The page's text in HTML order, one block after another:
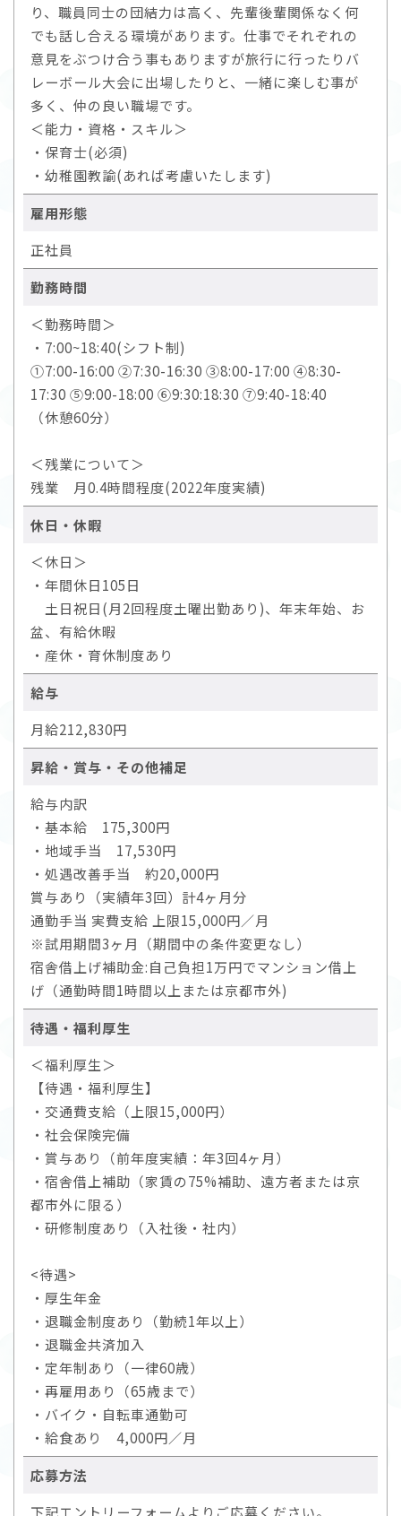
り、職員同士の団結力は高く、先輩後輩関係なく何
でも話し合える環境があります。仕事でそれぞれの
意見をぶつけ合う事もありますが旅行に行ったりバ
レーボール大会に出場したりと、一緒に楽しむ事が
多く、仲の良い職場です。
＜能力・資格・スキル＞
・保育士(必須)
・幼稚園教諭(あれば考慮いたします)
雇用形態
正社員
勤務時間
＜勤務時間＞
・7:00~18:40(シフト制)
①7:00-16:00 ②7:30-16:30 ③8:00-17:00 ④8:30-
17:30 ⑤9:00-18:00 ⑥9:30:18:30 ⑦9:40-18:40
（休憩60分）
＜残業について＞
残業 月0.4時間程度(2022年度実績)
休日・休暇
＜休日＞
・年間休日105日
土日祝日(月2回程度土曜出勤あり)、年末年始、お
盆、有給休暇
・産休・育休制度あり
給与
月給212,830円
昇給・賞与・その他補足
給与内訳
・基本給 175,300円
・地域手当 17,530円
・処遇改善手当 約20,000円
賞与あり（実績年3回）計4ヶ月分
通勤手当 実費支給 上限15,000円／月
※試用期間3ヶ月（期間中の条件変更なし）
宿舎借上げ補助金:自己負担1万円でマンション借上
げ（通勤時間1時間以上または京都市外)
待遇・福利厚生
＜福利厚生＞
【待遇・福利厚生】
・交通費支給（上限15,000円）
・社会保険完備
・賞与あり（前年度実績：年3回4ヶ月）
・宿舎借上補助（家賃の75%補助、遠方者または京
都市外に限る）
・研修制度あり（入社後・社内）
<待遇>
・厚生年金
・退職金制度あり（勤続1年以上）
・退職金共済加入
・定年制あり（一律60歳）
・再雇用あり（65歳まで）
・バイク・自転車通勤可
・給食あり 4,000円／月
応募方法
下記エントリーフォームよりご応募ください。